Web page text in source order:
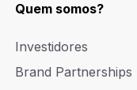
Quem somos?
Investidores
Brand Partnerships